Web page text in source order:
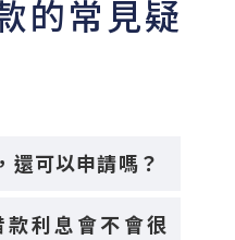
的常見疑
還可以申請嗎？
利息會不會很